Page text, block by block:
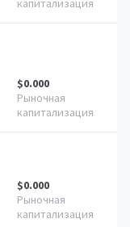
$0.000
$0.000